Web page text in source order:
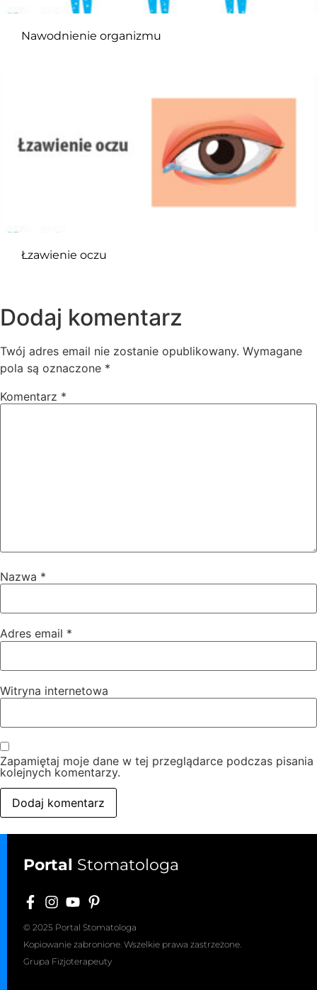
Nawodnienie organizmu
Łzawienie oczu
Dodaj komentarz
Twój adres email nie zostanie opublikowany. Wymagane
pola są oznaczone *
Komentarz *
Nazwa *
Adres email *
Witryna internetowa
Zapamiętaj moje dane w tej przeglądarce podczas pisania
kolejnych komentarzy.
Portal Stomatologa
© 2025 Portal Stomatologa
Kopiowanie zabronione. Wszelkie prawa zastrzeżone.
Grupa Fizjoterapeuty